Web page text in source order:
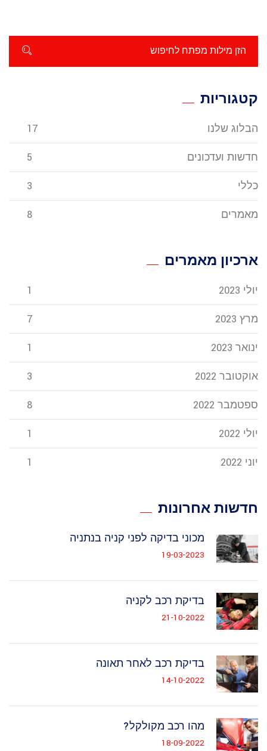
קטגוריות
הבלוג שלנו 17
חדשות ועדכונים 5
כללי 3
מאמרים 8
ארכיון מאמרים
יולי 2023 1
מרץ 2023 7
ינואר 2023 1
אוקטובר 2022 3
ספטמבר 2022 8
יולי 2022 1
יוני 2022 1
חדשות אחרונות
מכוני בדיקה לפני קניה בנתניה
19-03-2023
בדיקת רכב לקניה
21-10-2022
בדיקת רכב לאחר תאונה
14-10-2022
מהו רכב מקולקל?
18-09-2022